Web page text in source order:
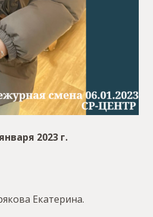
2023 г.
Екатерина.